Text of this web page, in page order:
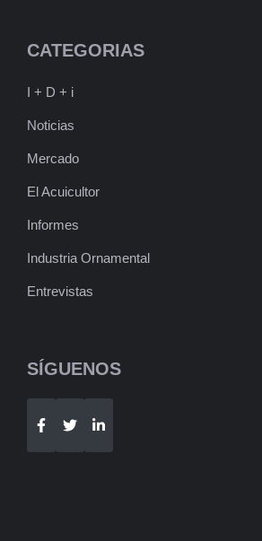
CATEGORIAS
I + D + i
Noticias
Mercado
El Acuicultor
Informes
Industria Ornamental
Entrevistas
SÍGUENOS